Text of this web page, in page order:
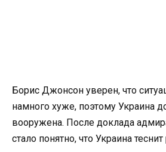
Борис Джонсон уверен, что
намного хуже, поэтому Украина
вооружена. После доклада
стало понятно, что Украина